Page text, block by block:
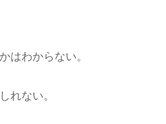
はわからない。
れない。